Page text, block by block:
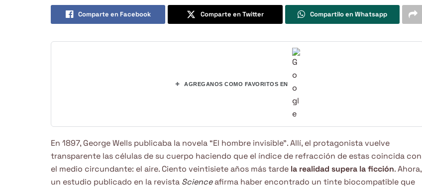
Comparte en Facebook Comparte en Twitter Compartilo en Whatsapp
+ AGREGANOS COMO FAVORITOS EN
En 1897, George Wells publicaba la novela “El hombre invisible”. Allí, el protagonista vuelve
transparente las células de su cuerpo haciendo que el índice de refracción de estas coincida con
el medio circundante: el aire. Ciento veintisiete años más tarde la realidad supera la ficción. Ahora,
un estudio publicado en la revista Scienceafirma haber encontrado un tinte biocompatible que